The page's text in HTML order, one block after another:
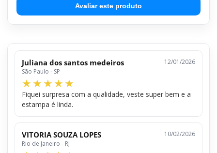
Avaliar este produto
Juliana dos santos medeiros
São Paulo - SP
12/01/2026
Fiquei surpresa com a qualidade, veste super bem e a
estampa é linda.
VITORIA SOUZA LOPES
Rio de Janeiro - RJ
10/02/2026